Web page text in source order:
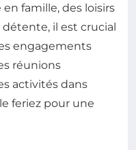
famille, des loisirs
il est crucial
engagements
réunions
activités dans
feriez pour une